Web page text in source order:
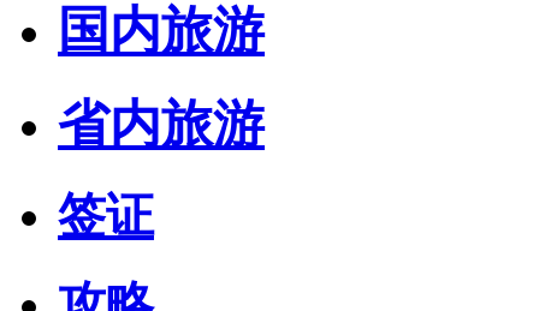
国内旅游
省内旅游
签证